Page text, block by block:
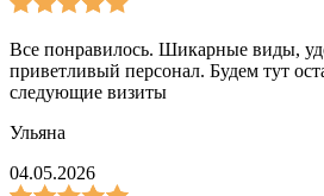
Все понравилось. Шикарные виды,
приветливый персонал. Будем тут
следующие визиты
Ульяна
04.05.2026